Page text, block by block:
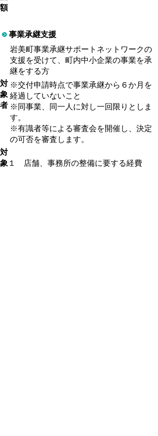
額
事業承継支援
対
象
者
岩美町事業承継サポートネットワークの
支援を受けて、町内中小企業の事業を承
継をする方
※交付申請時点で事業承継から６か月を
経過していないこと
※同事業、同一人に対し一回限りとしま
す。
※有識者等による審査会を開催し、決定
の可否を審査します。
対
象 １ 店舗、事務所の整備に要する経費